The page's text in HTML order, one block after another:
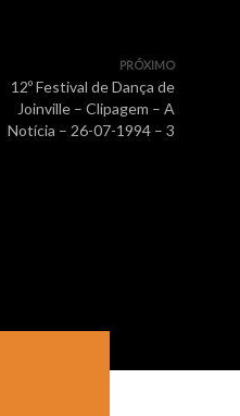
PRÓXIMO
12º Festival de Dança de
Joinville – Clipagem – A
Notícia – 26-07-1994 – 3